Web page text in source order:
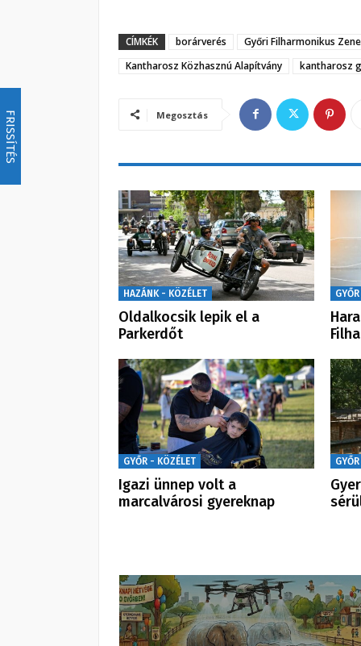
FRISSÍTÉS
CÍMKÉK borárverés
Győri Filharmonikus
Kantharosz Közhasznú Alapítvány
kantharosz
Megosztás
HAZÁNK - KÖZÉLET
Oldalkocsik lepik el a
Parkerdőt
GYŐR - KÖZÉLET
Igazi ünnep volt a
marcalvárosi gyereknap